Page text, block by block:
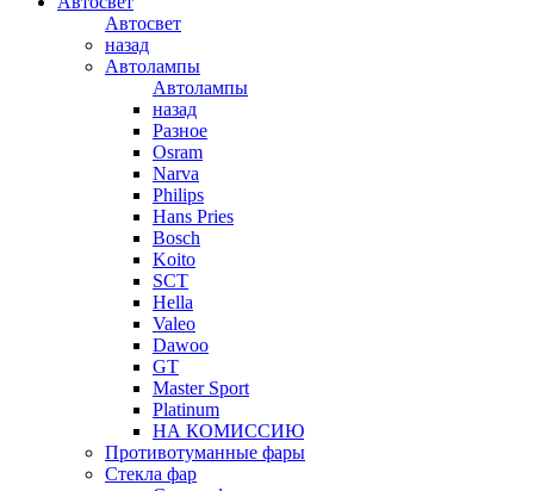
Автосвет
назад
Автолампы
Автолампы
назад
Разное
Osram
Narva
Philips
Hans Pries
Bosch
Koito
SCT
Hella
Valeo
Dawoo
GT
Master Sport
Platinum
НА КОМИССИЮ
Противотуманные фары
Стекла фар